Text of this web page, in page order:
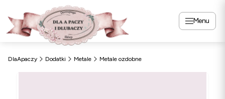
Menu
DlaApaczy Dodatki Metale Metale ozdobne